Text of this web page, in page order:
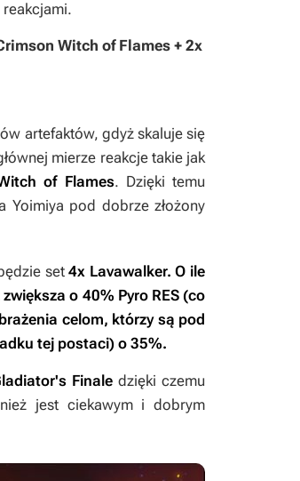
Witch of Flames + 2x
artefaktów, gdyż skaluje się
mierze reakcje takie jak
of Flames. Dzięki temu
Yoimiya pod dobrze złożony
set4x Lavawalker. O ile
o 40% Pyro RES (co
celom, którzy są pod
tej postaci) o 35%.
Finaledzięki czemu
jest ciekawym i dobrym